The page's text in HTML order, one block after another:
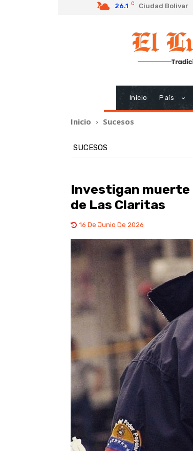
26.1 C Ciudad Bolivar
Inicio País
Inicio Sucesos
SUCESOS
Investigan muerte
de Las Claritas
16 De Junio De 2026